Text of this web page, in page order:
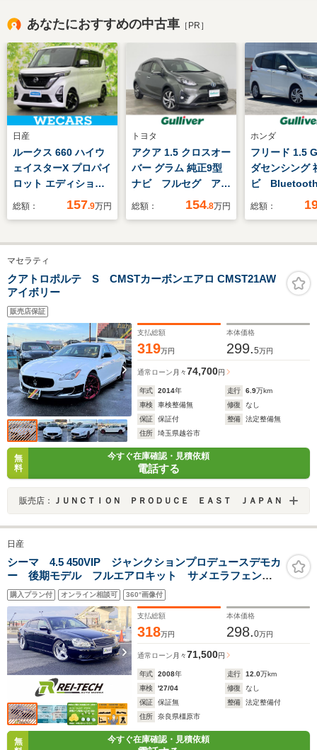
あなたにおすすめの中古車 ［PR］
日産
ルークス 660 ハイウ
ェイスターX プロパイ
ロット エディション
純正 9インチ SDナビ/
ドドア/シートヒータ
ー 前席/アラウンドビ
ューモニター/車線逸
脱防止支援システム/
プロパイロット/ドラ
イブレコーダー 純正
総額： 157.9万円
トヨタ
アクア 1.5 クロスオー
バー グラム 純正9型
ナビ フルセグ アラ
ウンドビューモニタ
シート トヨタセーフ
ラッシュセーフティ
ム LED
総額： 154.8万円
ホンダ
フリード 1.5
ダセンシング
ビ
CD DVD 両
キープ 追従
標識認識 先
告知 バッ
寒冷地仕様
総額：
マセラティ
クアトロポルテ S CMSTカーボンエアロ CMST21AW
アイボリー
販売店保証
支払総額
319万円
本体価格
299.5万円
通常ローン 月々74,700円
年式 2014年 走行 6.9万km
車検
車検整備無 修復
なし
保証
保証付 整備
法定整備無
住所
埼玉県越谷市
無
料
今すぐ在庫確認・見積依頼
電話する
販売店： ＪＵＮＣＴＩＯＮ ＰＲＯＤＵＣＥ ＥＡＳＴ ＪＡＰＡＮ
日産
シーマ 4.5 450VIP ジャンクションプロデュースデモカ
ー 後期モデル フルエアロキット サメエラフェンダ
ー タイトスポイラーフルキット セミブリスター ニ
ュースカラージャパン19インチ タイプ3マフラー ロー
ダウン
購入プラン付 オンライン相談可 360°画像付
支払総額
318万円
本体価格
298.0万円
通常ローン 月々71,500円
年式 2008年 走行 12.0万km
車検
'27/04 修復
なし
保証
保証無 整備
法定整備付
住所
奈良県橿原市
無
今すぐ在庫確認・見積依頼